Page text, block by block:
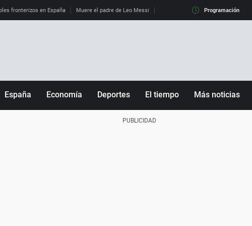
fronterizos en España Muere el padre de Leo Messi La diferencia entre observar el
Programación
España Economía Deportes El tiempo Más noticias